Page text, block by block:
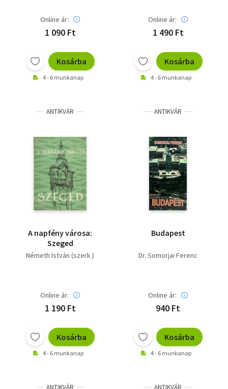
Online ár:
1 090 Ft
Kosárba
4 - 6 munkanap
Online ár:
1 490 Ft
Kosárba
4 - 6 munkanap
ANTIKVÁR
A napfény városa:
Szeged
Németh István (szerk.)
Online ár:
1 190 Ft
Kosárba
4 - 6 munkanap
ANTIKVÁR
Budapest
Dr. Somorjai Ferenc
Online ár:
940 Ft
Kosárba
4 - 6 munkanap
ANTIKVÁR ANTIKVÁR